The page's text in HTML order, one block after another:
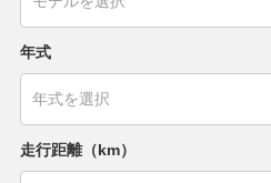
年式
走行距離（km）